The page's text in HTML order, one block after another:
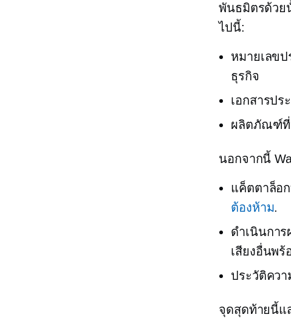
พันธมิตรด้วย
ไปนี้:
หมายเลข
ธุรกิจ
เอกสารป
ผลิตภัณฑ์ที่
นอกจากนี้
แค็ตตาล็อ
ต้องห้าม.
ดำเนินกา
เสียงอื่นพ
ประวัติคว
จุดสุดท้ายนี้แ